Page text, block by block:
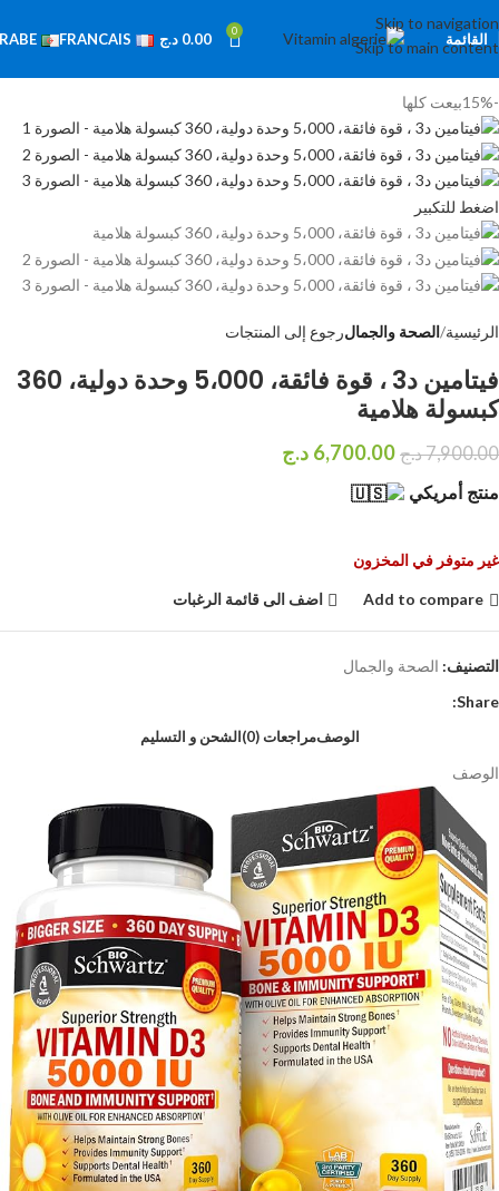
Skip to navigation
Skip to main content
القائمة 0
0.00 د.ج FRANCAIS
-15% بيعت كلها
اضغط للتكبير
الرئيسية الصحة والجمالرجوع إلى المنتجات
فيتامين د3 ، قوة فائقة، 5،000 وحدة دولية، 360
كبسولة هلامية
7,900.00د.ج 6,700.00 د.ج
منتج أمريكي
غير متوفر في المخزون
Add to compare اضف الى قائمة الرغبات
التصنيف: الصحة والجمال
Share:
الوصفمراجعات (0) الشحن و التسليم
الوصف